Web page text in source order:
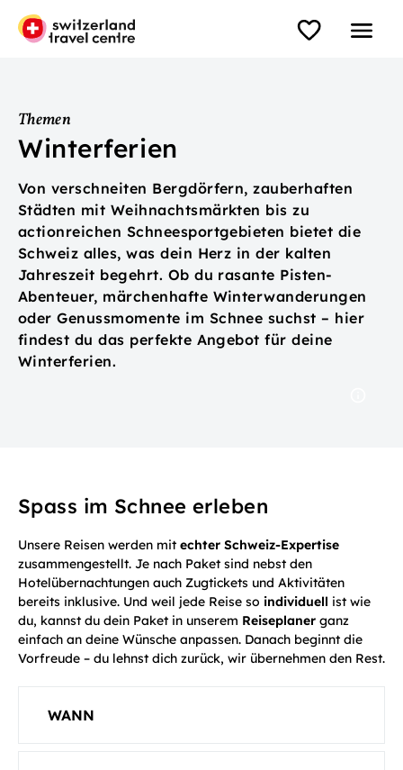
Themen
Winterferien
Von verschneiten Bergdörfern, zauberhaften
Städten mit Weihnachtsmärkten bis zu
actionreichen Schneesportgebieten bietet die
Schweiz alles, was dein Herz in der kalten
Jahreszeit begehrt. Ob du rasante Pisten-
Abenteuer, märchenhafte Winterwanderungen
oder Genussmomente im Schnee suchst – hier
findest du das perfekte Angebot für deine
Winterferien.
Spass im Schnee erleben
Unsere Reisen werden mit echter Schweiz-Expertise
zusammengestellt. Je nach Paket sind nebst den
Hotelübernachtungen auch Zugtickets und Aktivitäten
bereits inklusive. Und weil jede Reise so individuell ist wie
du, kannst du dein Paket in unserem Reiseplaner ganz
einfach an deine Wünsche anpassen. Danach beginnt die
Vorfreude – du lehnst dich zurück, wir übernehmen den Rest.
WANN